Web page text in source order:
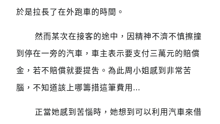
於是拉長了在外跑車的時間。
然而某次在接客的途中，因精神不濟不慎擦撞
到停在一旁的汽車，車主表示要支付三萬元的賠償
金，若不賠償就要提吿。為此周小姐感到非常苦
腦，不知道該上哪籌措這筆費用...
正當她感到苦惱時，她想到可以利用汽車來借